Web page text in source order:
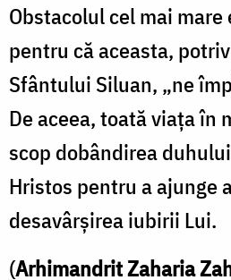
Obstacolul cel mai
pentru că aceasta,
Sfântului Siluan, „ne
De aceea, toată viața în
scop dobândirea
Hristos pentru a ajunge
desavârșirea iubirii Lui.
(Arhimandrit Zaharia